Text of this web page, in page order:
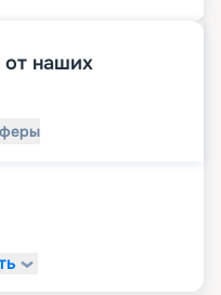
наших